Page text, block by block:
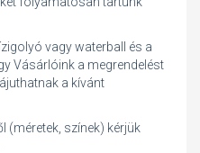
vagy waterball és a
Vásárlóink a megrendelést
a kívánt
(méretek, színek) kérjük